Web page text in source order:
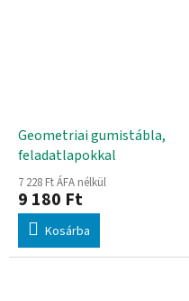
Geometriai gumistábla,
feladatlapokkal
7 228 Ft ÁFA nélkül
9 180 Ft
Kosárba